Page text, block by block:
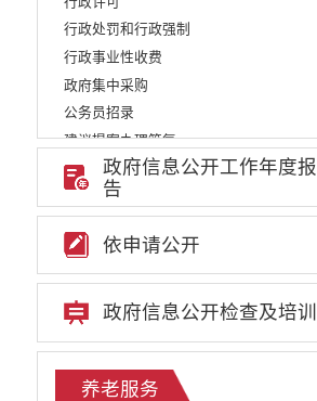
行政处罚和行政强制
行政事业性收费
政府集中采购
公务员招录
建议提案办理答复
减税降费
重大决策
维稳就业
乡村振兴
养老服务
医疗卫生
政府信息公开工作年度报
告
依申请公开
政府信息公开检查及培训
养老服务